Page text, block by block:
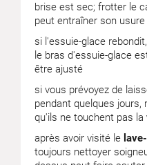
brise est sec; frotter le
peut entraîner son
si l'essuie-glace
le bras d'essuie-glace
être ajusté
si vous prévoyez de
pendant quelques jours,
qu'ils ne touchent pas la
après avoir visité le
toujours nettoyer